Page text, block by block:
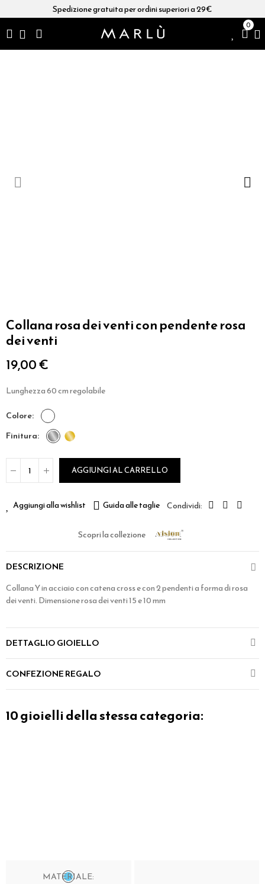
Spedizione gratuita per ordini superiori a 29€
0
Collana rosa dei venti con pendente rosa
dei venti
19,00 €
Lunghezza 60 cm regolabile
colore
finitura
AGGIUNGI AL CARRELLO
Aggiungi alla wishlist Guida alle taglie
Scopri la collezione
DESCRIZIONE
Collana Y in acciaio con catena cross e con 2 pendenti a forma di rosa
dei venti. Dimensione rosa dei venti 15 e 10 mm
DETTAGLIO GIOIELLO
CONFEZIONE REGALO
10 gioielli della stessa categoria:
MATERIALE: